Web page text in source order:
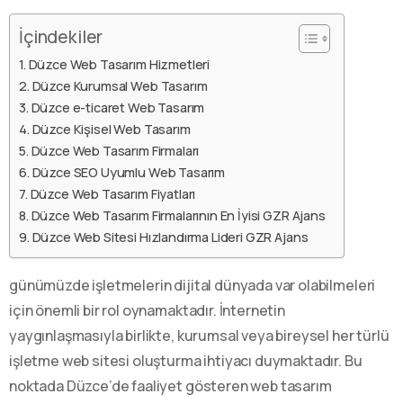
İçindekiler
Düzce Web Tasarım Hizmetleri
Düzce Kurumsal Web Tasarım
Düzce e-ticaret Web Tasarım
Düzce Kişisel Web Tasarım
Düzce Web Tasarım Firmaları
Düzce SEO Uyumlu Web Tasarım
Düzce Web Tasarım Fiyatları
Düzce Web Tasarım Firmalarının En İyisi GZR Ajans
Düzce Web Sitesi Hızlandırma Lideri GZR Ajans
günümüzde işletmelerin dijital dünyada var olabilmeleri
için önemli bir rol oynamaktadır. İnternetin
yaygınlaşmasıyla birlikte, kurumsal veya bireysel her türlü
işletme web sitesi oluşturma ihtiyacı duymaktadır. Bu
noktada Düzce’de faaliyet gösteren web tasarım